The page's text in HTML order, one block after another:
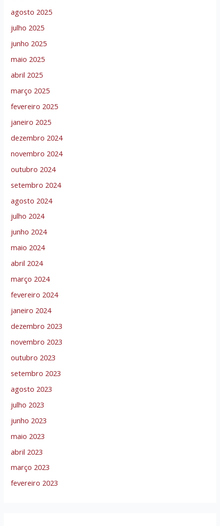
agosto 2025
julho 2025
junho 2025
maio 2025
abril 2025
março 2025
fevereiro 2025
janeiro 2025
dezembro 2024
novembro 2024
outubro 2024
setembro 2024
agosto 2024
julho 2024
junho 2024
maio 2024
abril 2024
março 2024
fevereiro 2024
janeiro 2024
dezembro 2023
novembro 2023
outubro 2023
setembro 2023
agosto 2023
julho 2023
junho 2023
maio 2023
abril 2023
março 2023
fevereiro 2023